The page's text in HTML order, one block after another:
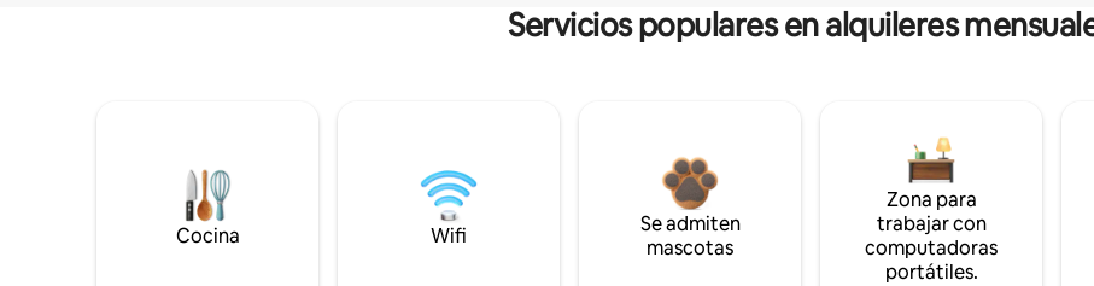
Servicios populares en alquileres
Cocina Wifi
Se admiten
mascotas
Zona para
trabajar con
computadoras
portátiles.